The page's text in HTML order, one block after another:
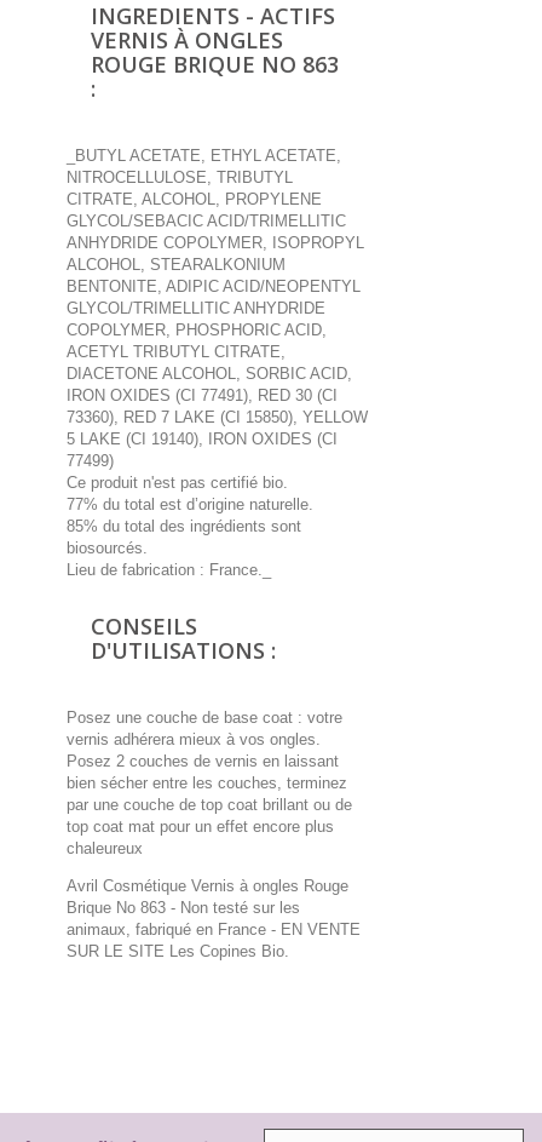
INGREDIENTS - ACTIFS
VERNIS À ONGLES
ROUGE BRIQUE NO 863
:
_BUTYL ACETATE, ETHYL ACETATE,
NITROCELLULOSE, TRIBUTYL
CITRATE, ALCOHOL, PROPYLENE
GLYCOL/SEBACIC ACID/TRIMELLITIC
ANHYDRIDE COPOLYMER, ISOPROPYL
ALCOHOL, STEARALKONIUM
BENTONITE, ADIPIC ACID/NEOPENTYL
GLYCOL/TRIMELLITIC ANHYDRIDE
COPOLYMER, PHOSPHORIC ACID,
ACETYL TRIBUTYL CITRATE,
DIACETONE ALCOHOL, SORBIC ACID,
IRON OXIDES (CI 77491), RED 30 (CI
73360), RED 7 LAKE (CI 15850), YELLOW
5 LAKE (CI 19140), IRON OXIDES (CI
77499)
Ce produit n'est pas certifié bio.
77% du total est d’origine naturelle.
85% du total des ingrédients sont
biosourcés.
Lieu de fabrication : France._
CONSEILS
D'UTILISATIONS :
Posez une couche de base coat : votre
vernis adhérera mieux à vos ongles.
Posez 2 couches de vernis en laissant
bien sécher entre les couches, terminez
par une couche de top coat brillant ou de
top coat mat pour un effet encore plus
chaleureux
Avril Cosmétique Vernis à ongles Rouge
Brique No 863 - Non testé sur les
animaux, fabriqué en France - EN VENTE
SUR LE SITE Les Copines Bio.